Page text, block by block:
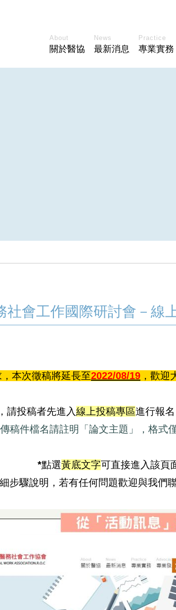
About
關於醫協
News
最新消息
Practice
專業實務
社會工作國際研討會－線
，本次徵稿將延長至2022/08/19 ，歡迎
請投稿者先進入線上投稿專區進行報
稿件檔名請註明「論文主題」，格式
*點選黃底文字可直接進入該頁
步驟說明，若有任何問題歡迎與我們